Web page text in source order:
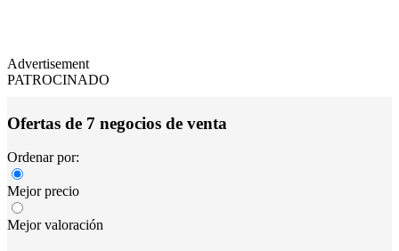
Advertisement
PATROCINADO
Ofertas de 7 negocios de venta
Ordenar por:
Mejor precio
Mejor valoración